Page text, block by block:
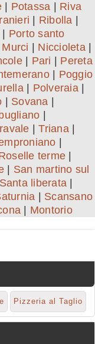
| Potassa
Riva
Ribolla
Porto santo
Murci Niccioleta|
| Pari
Pereta
| Poggio
| Polveraia|
Sovana
|Triana|
terme
San martino sul
Santa liberata
Scansano
Montorio
Pizzeria al Taglio